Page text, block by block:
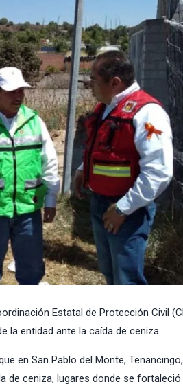
Estatal de Protección Civil (
la entidad ante la caída de ceniza.
en San Pablo del Monte, Tenancingo,
de ceniza, lugares donde se fortaleció